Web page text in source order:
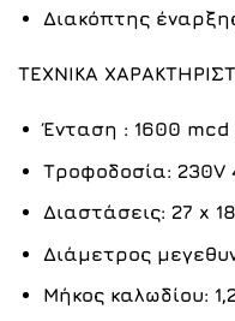
Διακόπτης
ΤΕΧΝΙΚΑ
Ένταση : 1600 mcd
Τροφοδοσία: 230V
Διαστάσεις: 27 x
Διάμετρος
Μήκος καλωδίου: